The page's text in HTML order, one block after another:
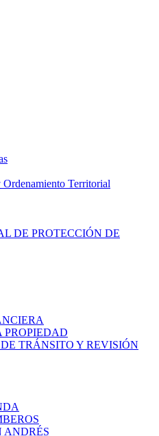
Territorial
DE PROTECCIÓN DE
PROPIEDAD
TRÁNSITO Y REVISIÓN
ANDRÉS